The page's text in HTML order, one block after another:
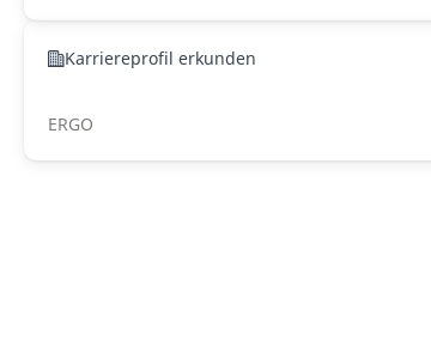
Karriereprofil erkunden
ERGO